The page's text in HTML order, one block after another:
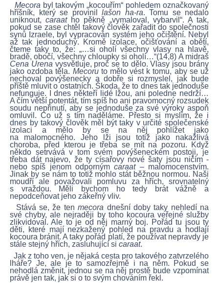
Mecora byl takovým „kocouřím“ pohledem označkovaný
hříšník, který se provinil lašon ha-ra. Tomu se nedalo
uniknout, caraatho pěkně „vymaloval, vybarvil“. A tak,
pokud se zase chtěl takový člověk zařadit do společnosti
synů Izraele, byl vypracován systém jeho očištění. Nebyl
až tak jednoduchý. Kromě izolace, očišťování a obětí,
čteme taky to, že: „…si oholí všechny vlasy na hlavě,
bradě, obočí, všechny chloupky si oholí…“(14,8) A midraš
Cena Urena vysvětluje, proč se to dělo. Vlasy jsou brány
jako ozdoba těla. Mecoruto mělo vést k tomu, aby se už
nechoval povýšenecky a dobře si rozmyslel, jak bude
příště mluvit o ostatních. Škoda, že to dnes tak jednoduše
nefunguje. I dnes někteří lidé lžou, ani poledne nedrží…
A čím větší potentát, tím spíš ho ani pravomocný rozsudek
soudu nepřinutí, aby se jednoduše za své výroky aspoň
omluvil. Co už s tím naděláme. Přesto si myslím, že i
dnes by takový člověk měl být taky v určité společenské
izolaci a mělo by se na něj pohlížet jako
na malomocného. Jeho lži jsou totiž jako nakažlivá
choroba, před kterou je třeba se mít na pozoru. Když
někdo setrvává v tom svém povýšeneckém postoji, je
třeba dát najevo, že ty císařovy nové šaty jsou ničím -
nebo spíš jenom odporným caraat– malomocenstvím.
Jinak by se nám to totiž mohlo stát běžnou normou. Naši
moudří ale považovali pomluvu za hřích, srovnatelný
s vraždou. Měli bychom ho tedy brát vážně a
nepodceňovat jeho zákeřný vliv.
Stává se, že tenmecora dnešní doby taky nehledí na
své chyby, ale nejraději by toho kocoura veřejné služby
zlikvidoval. Ale to je od něj marný boj. Pořád tu jsou ty
děti, které mají nezkažený pohled na pravdu a hodlají
kocoura bránit. A taky pořád platí, že používat nepravdy je
stále stejný hřích, zasluhující si caraat.
Jak z toho ven, je nějaká cesta pro takového zatvrzelého
lháře? Je, ale je to samozřejmě i na něm. Pokud se
nehodlá změnit, jednou se na něj prostě bude vzpomínat
právě jen tak, jak si o to svým chováním řekl.